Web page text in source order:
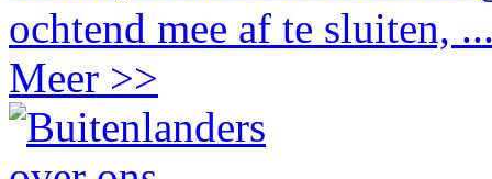
ochtend mee af te sluiten,
Meer >>